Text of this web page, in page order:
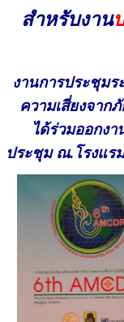
สำหรับงาน
งานการประชุมร
ความเสี่ยงจาก
ได้ร่วมออกง
ประชุม ณ.โรงแร